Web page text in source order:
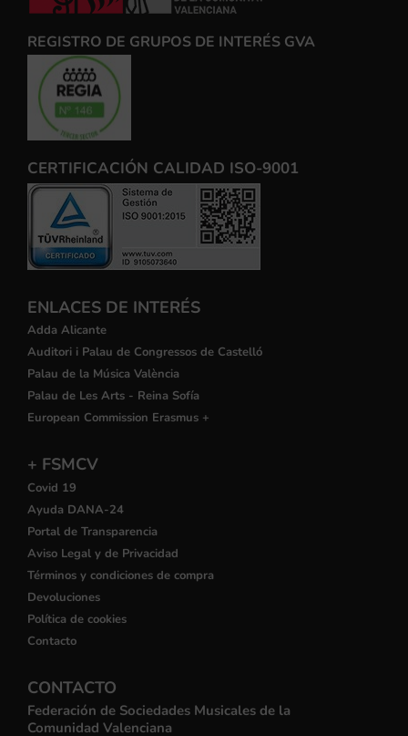
REGISTRO DE GRUPOS DE INTERÉS GVA
CERTIFICACIÓN CALIDAD ISO-9001
ENLACES DE INTERÉS
Adda Alicante
Auditori i Palau de Congressos de Castelló
Palau de la Música València
Palau de Les Arts - Reina Sofía
European Commission Erasmus +
+ FSMCV
Covid 19
Ayuda DANA-24
Portal de Transparencia
Aviso Legal y de Privacidad
Términos y condiciones de compra
Devoluciones
Política de cookies
Contacto
CONTACTO
Federación de Sociedades Musicales de la
Comunidad Valenciana